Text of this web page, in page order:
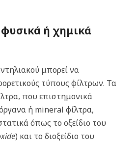
ή χημικά
μπορεί να
τύπους φίλτρων. Τα
που επιστημονικά
ή mineral φίλτρα,
όπως το οξείδιο του
) και το διοξείδιο του